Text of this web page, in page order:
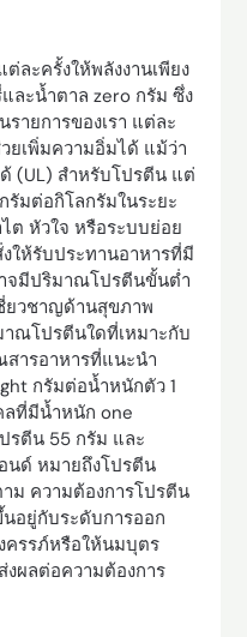
ละครั้งให้พลังงานเพียง
ละน้ำตาล zero กรัม ซึ่ง
ายการของเรา แต่ละ
ยเพิ่มความอิ่มได้ แม้ว่า
(UL) สำหรับโปรตีน แต่
รัมต่อกิโลกรัมในระยะ
ต หัวใจ หรือระบบย่อย
ให้รับประทานอาหารที่มี
จมีปริมาณโปรตีนขั้นต่ำ
ยวชาญด้านสุขภาพ
ณโปรตีนใดที่เหมาะกับ
ารอาหารที่แนะนำ
กรัมต่อน้ำหนักตัว 1
ที่มีน้ำหนัก one
รตีน 55 กรัม และ
ด์ หมายถึงโปรตีน
ม ความต้องการโปรตีน
อยู่กับระดับการออก
รรภ์หรือให้นมบุตร
ผลต่อความต้องการ